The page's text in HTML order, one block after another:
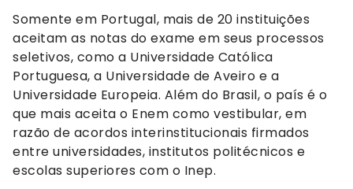
Somente em Portugal, mais de 20 instituições
aceitam as notas do exame em seus processos
seletivos, como a Universidade Católica
Portuguesa, a Universidade de Aveiro e a
Universidade Europeia. Além do Brasil, o país é o
que mais aceita o Enem como vestibular, em
razão de acordos interinstitucionais firmados
entre universidades, institutos politécnicos e
escolas superiores com o Inep.